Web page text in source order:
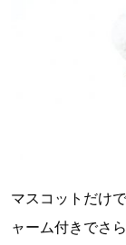
マスコットだけ
ャーム付きでさ